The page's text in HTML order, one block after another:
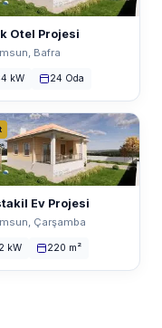
Otel Projesi
Bafra
kW 24 Oda
Ev Projesi
Çarşamba
kW 220 m²